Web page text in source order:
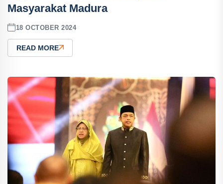
Masyarakat Madura
18 OCTOBER 2024
READ MORE